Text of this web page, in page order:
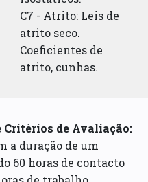
C7 - Atrito: Leis de
atrito seco.
Coeficientes de
atrito, cunhas.
Critérios de Avaliação:
a duração de um
60 horas de contacto